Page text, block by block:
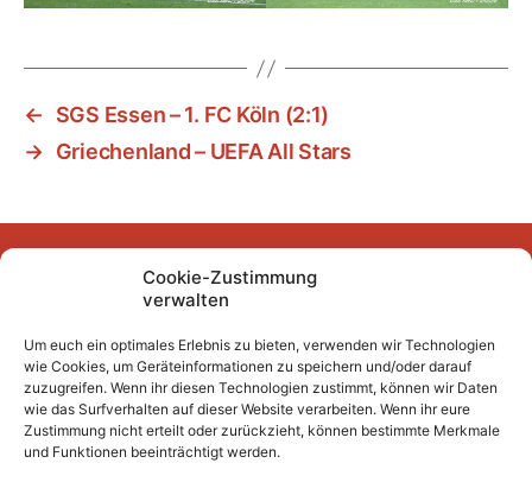
Cookie-Zustimmung
verwalten
Um euch ein optimales Erlebnis zu bieten, verwenden wir Technologien
wie Cookies, um Geräteinformationen zu speichern und/oder darauf
zuzugreifen. Wenn ihr diesen Technologien zustimmt, können wir Daten
wie das Surfverhalten auf dieser Website verarbeiten. Wenn ihr eure
Zustimmung nicht erteilt oder zurückzieht, können bestimmte Merkmale
und Funktionen beeinträchtigt werden.
←
SGS Essen – 1. FC Köln (2:1)
→ Griechenland – UEFA All Stars
FacebookInstagram
YouTubeMastodonBluesky
Unser Archiv
Kurze Fuffzehn
Beiträge 2007/2008 bis 2018/2019